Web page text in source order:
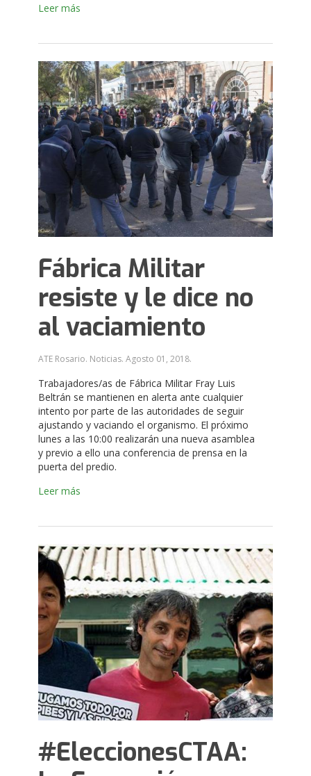
Leer más
Fábrica Militar
resiste y le dice no
al vaciamiento
ATE Rosario. Noticias. Agosto 01, 2018.
Trabajadores/as de Fábrica Militar Fray Luis
Beltrán se mantienen en alerta ante cualquier
intento por parte de las autoridades de seguir
ajustando y vaciando el organismo. El próximo
lunes a las 10:00 realizarán una nueva asamblea
y previo a ello una conferencia de prensa en la
puerta del predio.
Leer más
#EleccionesCTAA: